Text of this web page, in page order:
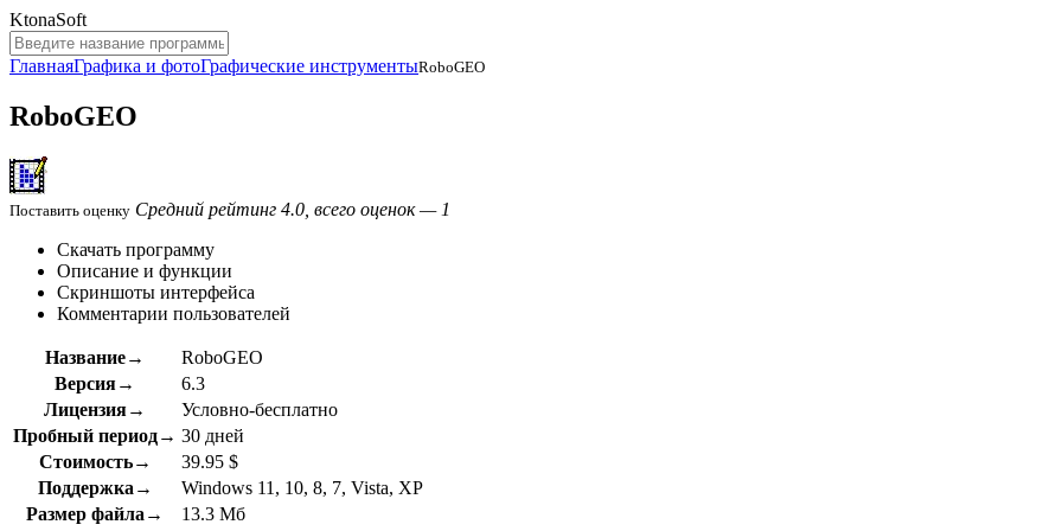
KtonaSoft
ГлавнаяГрафика и фотоГрафические инструментыRoboGEO
RoboGEO
Поставить оценку Средний рейтинг 4.0, всего оценок — 1
Скачать программу
Описание и функции
Скриншоты интерфейса
Комментарии пользователей
Название→
RoboGEO
Версия→
6.3
Лицензия→
Условно-бесплатно
Пробный период→ 30 дней
Стоимость→
39.95 $
Поддержка→
Windows 11, 10, 8, 7, Vista, XP
Размер файла→
13.3 Мб